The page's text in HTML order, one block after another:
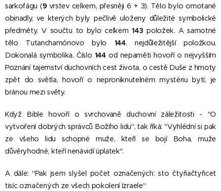
sarkofágu (9vrstev celkem, přesněji 6 + 3). Tělo bylo omotané
obinadly, ve kterých byly pečlivě uloženy důležité symbolické
předměty. V součtu to bylo celkem143 položek. A samotné
tělo Tutanchamónovo bylo 144. nejdůležitější položkou.
Dokonalá symbolika. Číslo 144 od nepaměti hovoří o nejvyšším
Poznání tajemství duchovních cest života, o cestě Duše z hmoty
zpět do světla, hovoří o neproniknutelném mystériu bytí, je
bránou mezi světy.
Když Bible hovoří o svrchovaně duchovní záležitosti - "O
vytvoření dobrých správců Božího lidu", tak říká: "Vyhlédni si pak
ze všeho lidu schopné muže, kteří se bojí Boha, muže
důvěryhodné, kteří nenávidí úplatek".
A dále: "Pak jsem slyšel počet označených: sto čtyřiačtyřicet
tisíc označených ze všech pokolení Izraele"